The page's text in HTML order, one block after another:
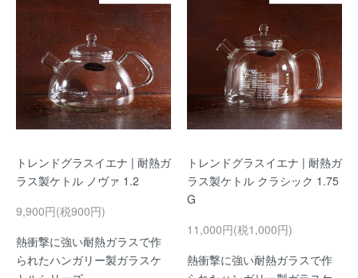
トレンドグラスイエナ | 耐熱ガ
ラス製ケトル ノヴァ 1.2
9,900円(税900円)
熱衝撃に強い耐熱ガラスで作
られたハンガリー製ガラスケ
トレンドグラスイエナ | 耐熱ガ
ラス製ケトル クラシック 1.75
G
11,000円(税1,000円)
熱衝撃に強い耐熱ガラスで作